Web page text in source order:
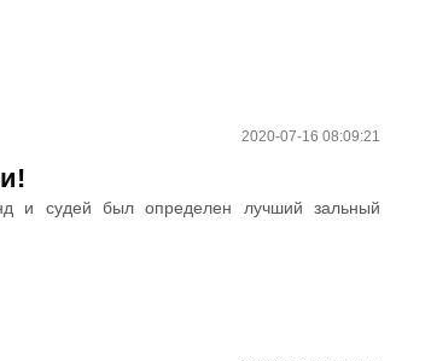
2020-07-16 08:09:21
и судей был определен лучший зальный